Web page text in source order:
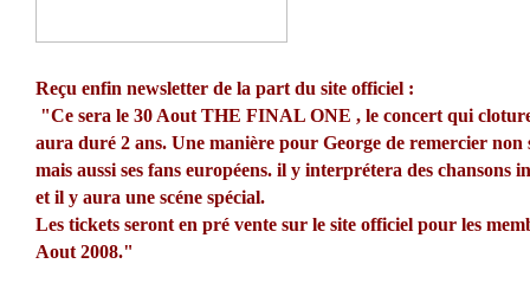
Reçu enfin newsletter de la part du site officiel :
"Ce sera le 30 Aout THE FINAL ONE , le concert qui
aura duré 2 ans. Une manière pour George de remercier non
mais aussi ses fans européens. il y interprétera des chansons
et il y aura une scéne spécial.
Les tickets seront en pré vente sur le site officiel pour les
Aout 2008."